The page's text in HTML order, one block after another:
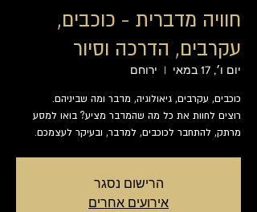
חוויה מדברית - כוכבים,
עקרבים, הדרכה וסיור
יום ו׳, 17 במאי
  |
ירוחם
רוצים לחוות את כל מה שהמדבר מציע? בואו למסע
מרתק, להתחבר לכוכבים, למדבר, ובעיקר לעצמכם.
הרישום נסגר
אירועים אחרים